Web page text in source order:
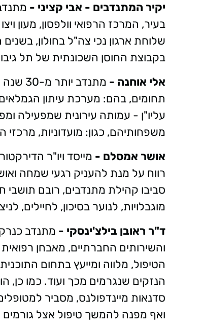
יקיר המתנדבים - אבי קציני -
בעיר, המרכז הרפואי וולפסון, מעון
שלוחת ארגון נכי צה"ל בחולון,
בקבוצת החוסן השכונתית של תל
אלי אוחנה -
מתנדב
תחומים, בהם: מערכת עיתון
עליו"ן - עמותה עירונית שמפעילה
משפחותיהם, כגון: מועדוניות, מרכזי
אושר אמסלם - מייסד ויו"ר
רווח על מנת להעניק רגעי שמחה
סביבו קהילת מתנדבים, רובם תושבי
מוגבלויות, לנוער בסיכון, לחיילים,
ד"ר ראובן בילצ'ינסקי - מתנדב
והשירותים החברתיים, מאבחן
הטיפול, מלווה ומייעץ בתחום
הנזקים שנגרמים מכך ועוד. כמו כן,
סדנאות מיינדפולנס, מסביר
ואף מפנה להמשך טיפול אצל גורמים